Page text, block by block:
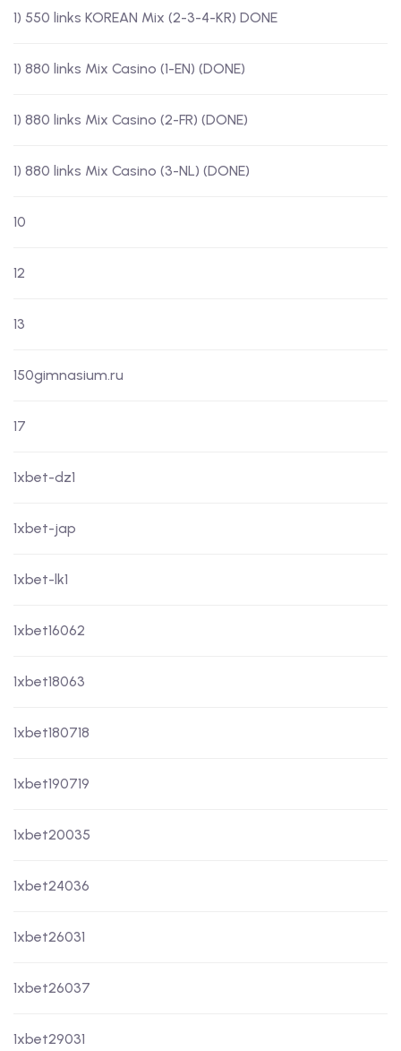
1) 550 links KOREAN Mix (2-3-4-KR) DONE
1) 880 links Mix Casino (1-EN) (DONE)
1) 880 links Mix Casino (2-FR) (DONE)
1) 880 links Mix Casino (3-NL) (DONE)
10
12
13
150gimnasium.ru
17
1xbet-dz1
1xbet-jap
1xbet-lk1
1xbet16062
1xbet18063
1xbet180718
1xbet190719
1xbet20035
1xbet24036
1xbet26031
1xbet26037
1xbet29031